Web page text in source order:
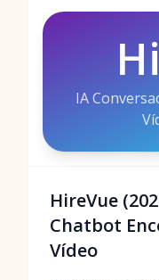
IA
HireVue
Chatbot
Vídeo